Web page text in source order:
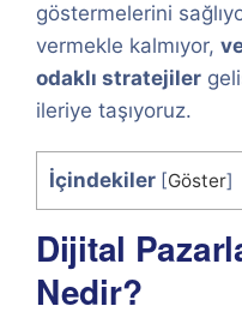
göstermelerini
vermekle kalmıyor,
odaklı stratejiler
ileriye taşıyoruz.
İçindekiler [Göster]
Dijital
Nedir?